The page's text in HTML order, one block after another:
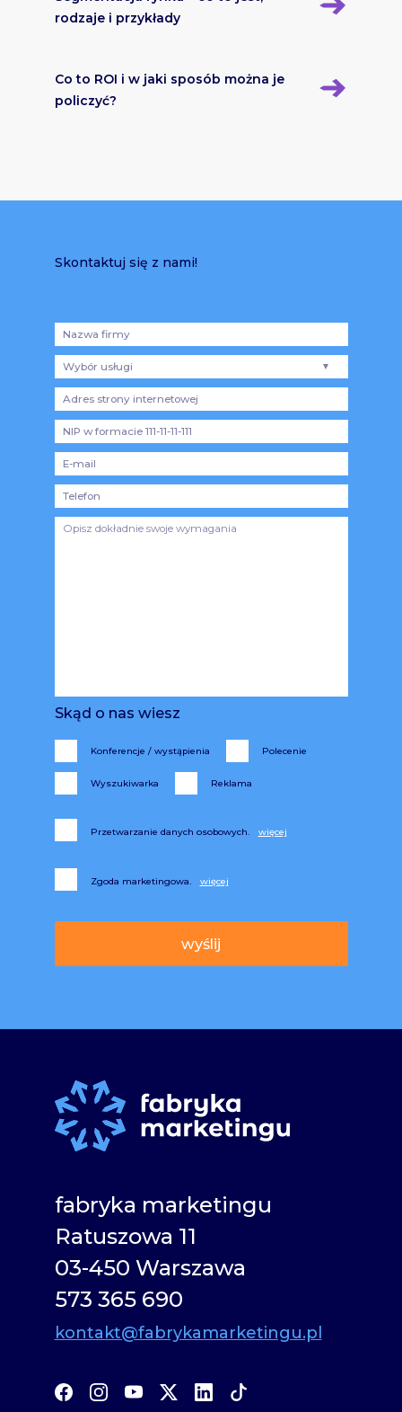
rodzaje i przykłady
Co to ROI i w jaki sposób można je
policzyć?
Skontaktuj się z nami!
Skąd o nas wiesz
Konferencje / wystąpienia Polecenie
Wyszukiwarka Reklama
Przetwarzanie danych osobowych.
Zgoda marketingowa.
fabryka marketingu
Ratuszowa 11
03-450 Warszawa
573 365 690
kontakt@fabrykamarketingu.pl